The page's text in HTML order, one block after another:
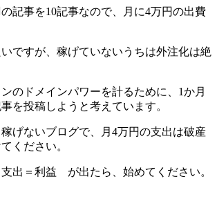
記事を10記事なので、月に4万円の出費
ですが、稼げていないうちは外注化は絶
のドメインパワーを計るために、1か月
を投稿しようと考えています。
げないブログで、月4万円の支出は破産
ください。
出＝利益 が出たら、始めてください。